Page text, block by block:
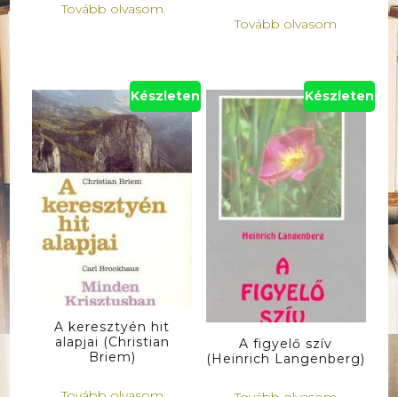
Tovább olvasom
Tovább olvasom
Készleten
A keresztyén hit
alapjai (Christian
Briem)
Készleten
A figyelő szív
(Heinrich Langenberg)